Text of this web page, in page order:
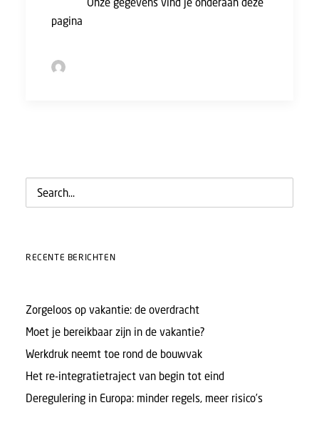
pagina
RECENTE BERICHTEN
Zorgeloos op vakantie: de overdracht
Moet je bereikbaar zijn in de vakantie?
Werkdruk neemt toe rond de bouwvak
Het re-integratietraject van begin tot eind
Deregulering in Europa: minder regels, meer risico’s